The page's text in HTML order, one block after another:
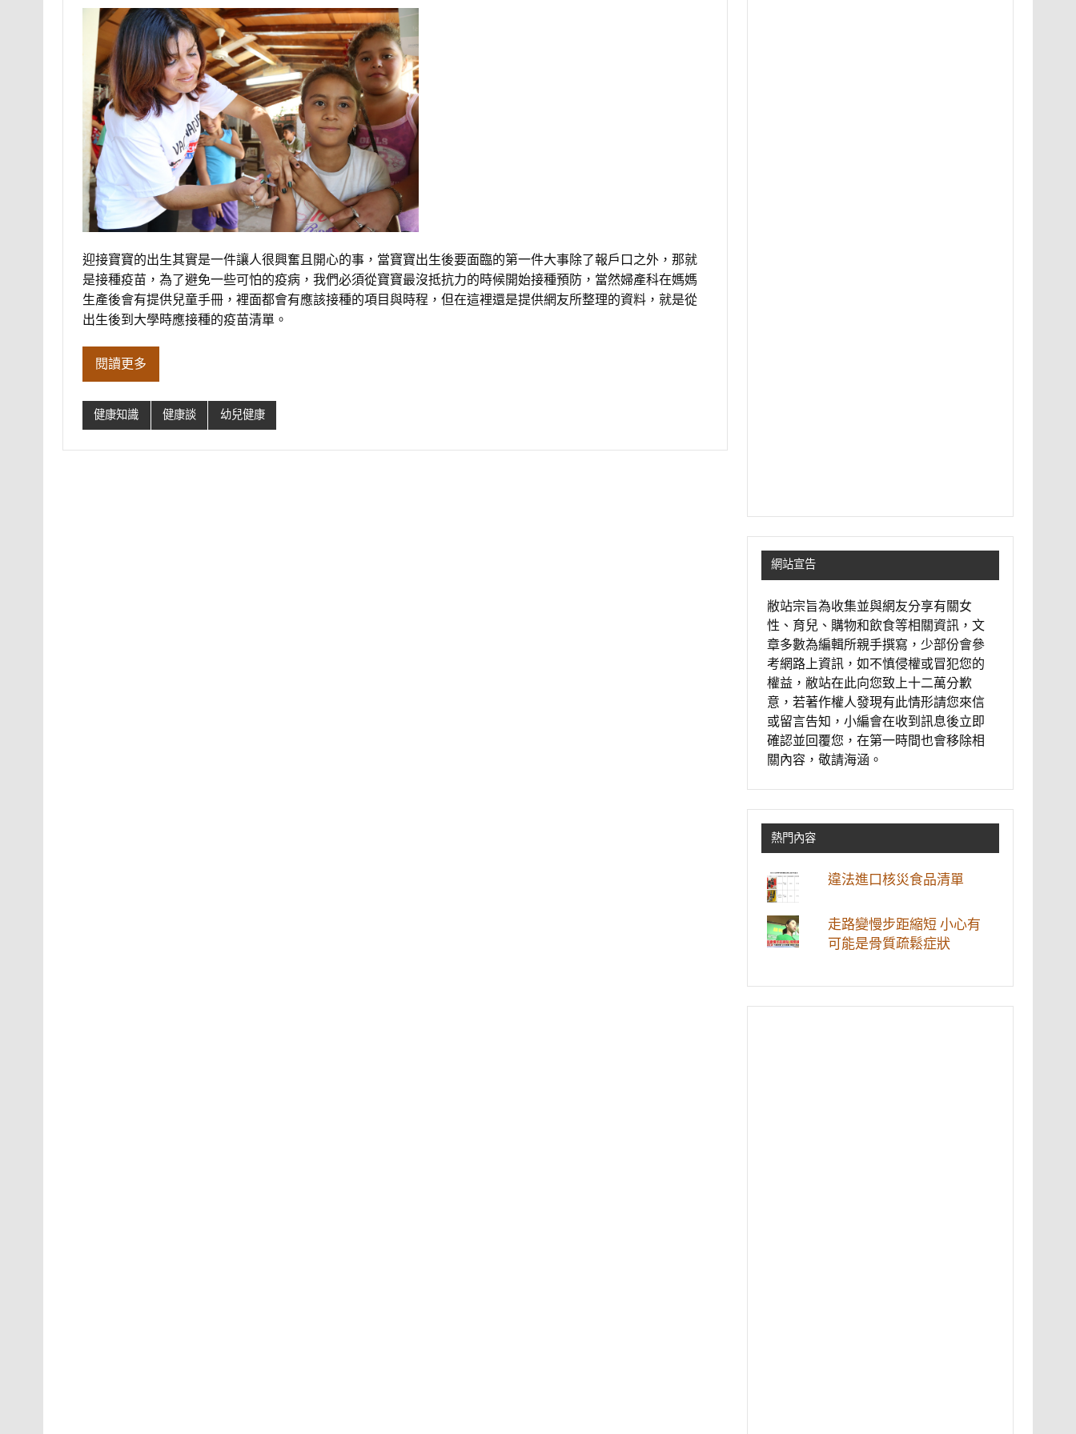
迎接寶寶的出生其實是一件讓人很興奮且開心的事，當寶寶出生後要面臨的第一件大事除了報戶口之外，那就
是接種疫苗，為了避免一些可怕的疫病，我們必須從寶寶最沒抵抗力的時候開始接種預防，當然婦產科在媽媽
生產後會有提供兒童手冊，裡面都會有應該接種的項目與時程，但在這裡還是提供網友所整理的資料，就是從
出生後到大學時應接種的疫苗清單。
閱讀更多
健康知識 健康談 幼兒健康
網站宣告
敝站宗旨為收集並與網友分享有關女
性、育兒、購物和飲食等相關資訊，文
章多數為編輯所親手撰寫，少部份會參
考網路上資訊，如不慎侵權或冒犯您的
權益，敝站在此向您致上十二萬分歉
意，若著作權人發現有此情形請您來信
或留言告知，小編會在收到訊息後立即
確認並回覆您，在第一時間也會移除相
關內容，敬請海涵。
熱門內容
違法進口核災食品清單
走路變慢步距縮短 小心有
可能是骨質疏鬆症狀